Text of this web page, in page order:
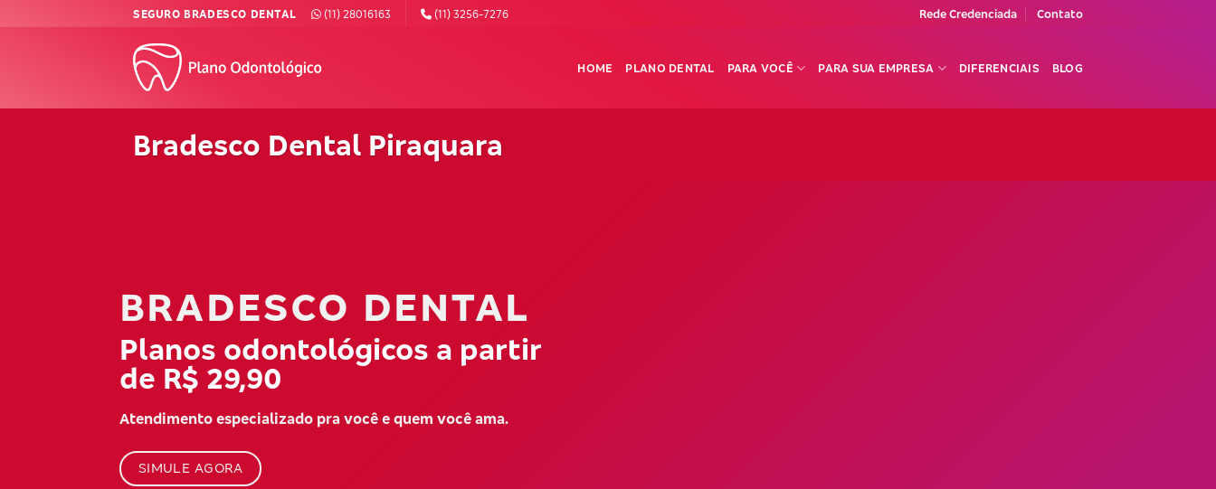
SEGURO BRADESCO DENTAL (11) 28016163 (11) 3256-7276 Rede Credenciada Contato
HOME PLANO DENTAL PARA VOCÊ PARA SUA EMPRESA DIFERENCIAIS BLOG
Bradesco Dental Piraquara
BRADESCO DENTAL
Planos odontológicos a partir
de R$ 29,90
Atendimento especializado pra você e quem você ama.
SIMULE AGORA